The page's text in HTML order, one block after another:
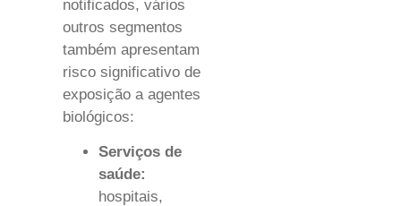
notificados, vários
outros segmentos
também apresentam
risco significativo de
exposição a agentes
biológicos:
Serviços de
saúde:
hospitais,